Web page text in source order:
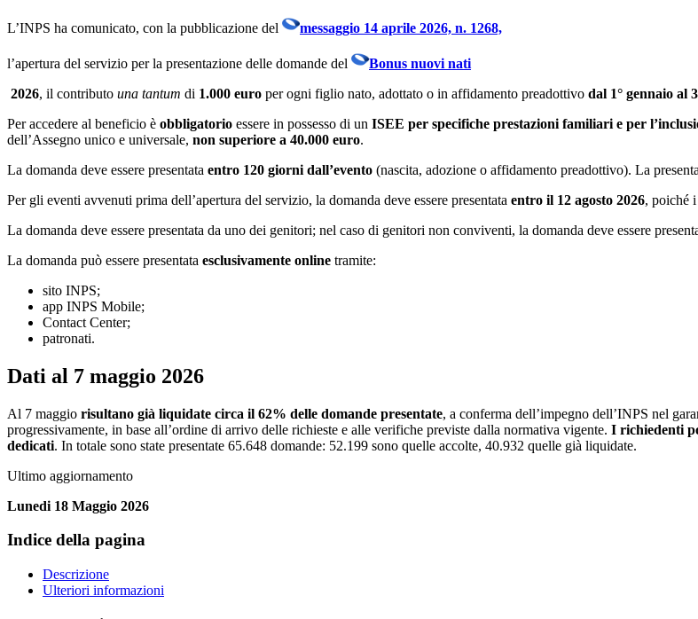
L’INPS ha comunicato, con la pubblicazione del messaggio 14 aprile 2026, n. 1268,
l’apertura del servizio per la presentazione delle domande del
Bonus nuovi nati
2026, il contributo una tantum di 1.000 euro per ogni figlio nato, adottato o in affidamento preadottivo dal 1° gennaio al
Per accedere al beneficio è obbligatorio essere in possesso di un ISEE per specifiche prestazioni familiari e per
dell’Assegno unico e universale, non superiore a 40.000 euro.
La domanda deve essere presentata entro 120 giorni dall’evento (nascita, adozione o affidamento preadottivo). La
Per gli eventi avvenuti prima dell’apertura del servizio, la domanda deve essere presentata entro il 12 agosto 2026, poiché
La domanda deve essere presentata da uno dei genitori; nel caso di genitori non conviventi, la domanda deve essere
La domanda può essere presentata esclusivamente online tramite:
sito INPS;
app INPS Mobile;
Contact Center;
patronati.
Dati al 7 maggio 2026
Al 7 maggio risultano già liquidate circa il 62% delle domande presentate, a conferma dell’impegno dell’INPS nel
progressivamente, in base all’ordine di arrivo delle richieste e alle verifiche previste dalla normativa vigente. I richiedenti
dedicati. In totale sono state presentate 65.648 domande: 52.199 sono quelle accolte, 40.932 quelle già liquidate.
Ultimo aggiornamento
Lunedi 18 Maggio 2026
Indice della pagina
Descrizione
Ulteriori informazioni